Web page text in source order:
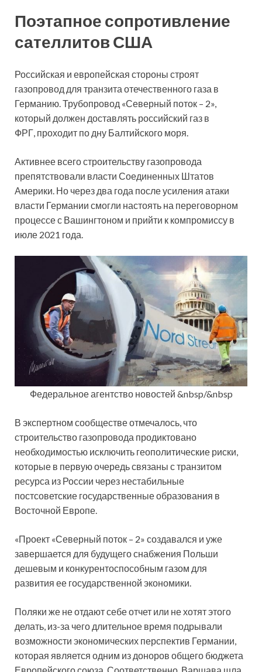
Поэтапное сопротивление
сателлитов США
Российская и европейская стороны строят
газопровод для транзита отечественного газа в
Германию. Трубопровод «Северный поток – 2»,
который должен доставлять российский газ в
ФРГ, проходит по дну Балтийского моря.
Активнее всего строительству газопровода
препятствовали власти Соединенных Штатов
Америки. Но через два года после усиления атаки
власти Германии смогли настоять на переговорном
процессе с Вашингтоном и прийти к компромиссу в
июле 2021 года.
Федеральное агентство новостей &nbsp/&nbsp
В экспертном сообществе отмечалось, что
строительство газопровода продиктовано
необходимостью исключить геополитические риски,
которые в первую очередь связаны с транзитом
ресурса из России через нестабильные
постсоветские государственные образования в
Восточной Европе.
«Проект «Северный поток – 2» создавался и уже
завершается для будущего снабжения Польши
дешевым и конкурентоспособным газом для
развития ее государственной экономики.
Поляки же не отдают себе отчет или не хотят этого
делать, из-за чего длительное время подрывали
возможности экономических перспектив Германии,
которая является одним из доноров общего бюджета